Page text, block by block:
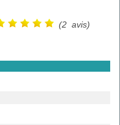
(2 avis)